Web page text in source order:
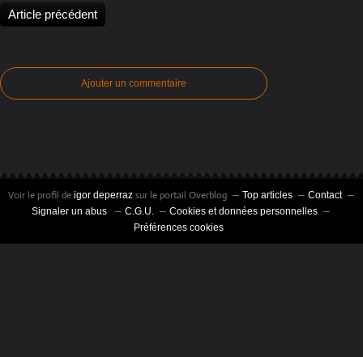
Article précédent
Ajouter un commentaire
Voir le profil de igor deperraz sur le portail Overblog Top articles
Contact
Signaler un abus
C.G.U.
Cookies et données personnelles
Préférences cookies